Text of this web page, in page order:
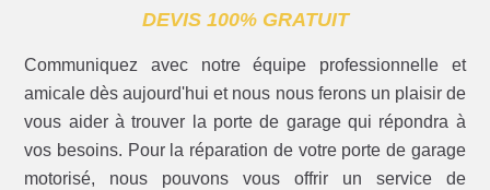
DEVIS 100% GRATUIT
Communiquez avec notre équipe professionnelle et
amicale dès aujourd'hui et nous nous ferons un plaisir de
vous aider à trouver la porte de garage qui répondra à
vos besoins. Pour la réparation de votre porte de garage
motorisé, nous pouvons vous offrir un service de